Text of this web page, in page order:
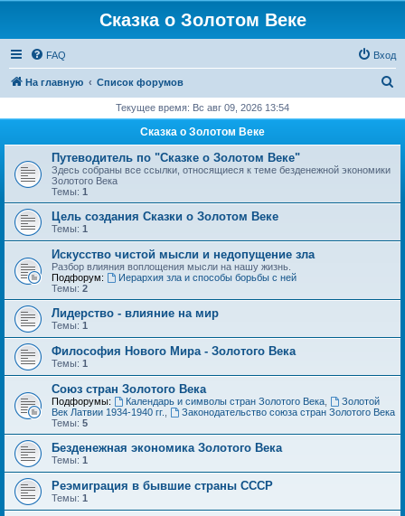
Сказка о Золотом Веке
FAQ Вход
На главную Список форумов
с
Текущее время: Вс авг 09, 2026 13:54
Сказка о Золотом Веке
Путеводитель по "Сказке о Золотом Веке"
Здесь собраны все ссылки, относящиеся к теме безденежной экономики
Золотого Века
Темы: 1
Цель создания Сказки о Золотом Веке
Темы: 1
Искусство чистой мысли и недопущение зла
Разбор влияния воплощения мысли на нашу жизнь.
Подфорум:
Иерархия зла и способы борьбы с ней
Темы: 2
Лидерство - влияние на мир
Темы: 1
Философия Нового Мира - Золотого Века
Темы: 1
Cоюз стран Золотого Века
Подфорумы: Календарь и символы стран Золотого Века,
Золотой
Век Латвии 1934-1940 гг.
Законодательство союза стран Золотого Века
Темы: 5
Безденежная экономика Золотого Века
Темы: 1
Реэмиграция в бывшие страны СССР
Темы: 1